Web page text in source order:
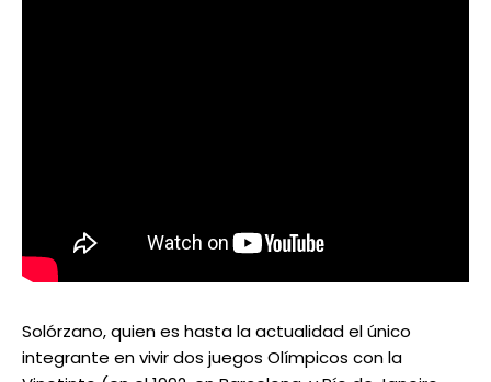
Solórzano, quien es hasta la actualidad el único
integrante en vivir dos juegos Olímpicos con la